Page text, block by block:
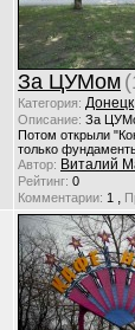
За ЦУМом
Категория: Донецк
Описание: За
Потом открыли
только
Автор: Виталий
Рейтинг: 0
Комментарии: 1 ,